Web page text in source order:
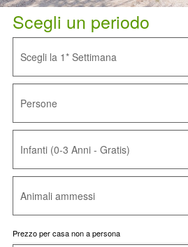
Scegli un periodo
Prezzo per casa non a persona